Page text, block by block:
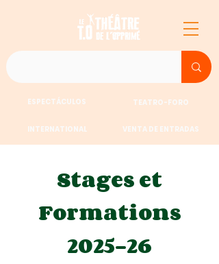
ESPECTÁCULOS TEATRO-FORO
INTERNATIONAL VENTA DE ENTRADAS
Stages et
Formations
2025-26